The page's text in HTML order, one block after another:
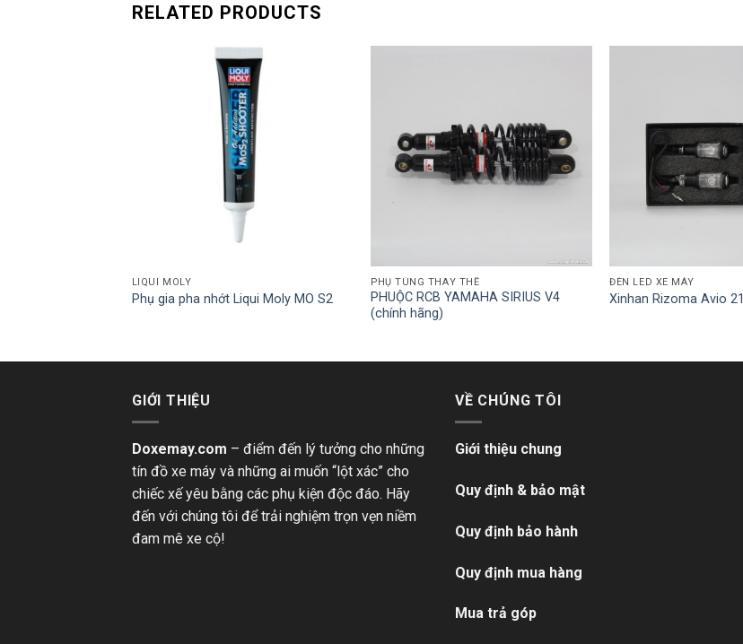
RELATED PRODUCTS
LIQUI MOLY
Phụ gia pha nhớt Liqui Moly MO S2
PHỤ TÙNG THAY THẾ
PHUỘC RCB YAMAHA SIRIUS V4
(chính hãng)
ĐÈN LED XE MÁY
Xinhan Rizoma Avio 21
GIỚI THIỆU
Doxemay.com – điểm đến lý tưởng cho những
tín đồ xe máy và những ai muốn “lột xác” cho
chiếc xế yêu bằng các phụ kiện độc đáo. Hãy
đến với chúng tôi để trải nghiệm trọn vẹn niềm
đam mê xe cộ!
VỀ CHÚNG TÔI
Giới thiệu chung
Quy định & bảo mật
Quy định bảo hành
Quy định mua hàng
Mua trả góp